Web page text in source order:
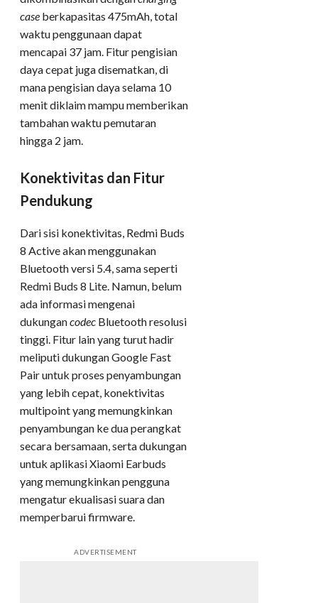
case berkapasitas 475mAh, total
waktu penggunaan dapat
mencapai 37 jam. Fitur pengisian
daya cepat juga disematkan, di
mana pengisian daya selama 10
menit diklaim mampu memberikan
tambahan waktu pemutaran
hingga 2 jam.
Konektivitas dan Fitur
Pendukung
Dari sisi konektivitas, Redmi Buds
8 Active akan menggunakan
Bluetooth versi 5.4, sama seperti
Redmi Buds 8 Lite. Namun, belum
ada informasi mengenai
dukungancodec Bluetooth resolusi
tinggi. Fitur lain yang turut hadir
meliputi dukungan Google Fast
Pair untuk proses penyambungan
yang lebih cepat, konektivitas
multipoint yang memungkinkan
penyambungan ke dua perangkat
secara bersamaan, serta dukungan
untuk aplikasi Xiaomi Earbuds
yang memungkinkan pengguna
mengatur ekualisasi suara dan
memperbarui firmware.
ADVERTISEMENT